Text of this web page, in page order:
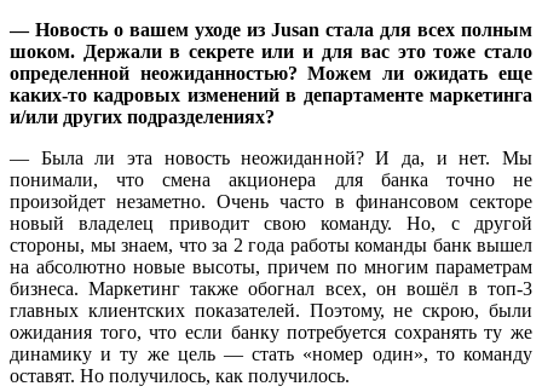
— Новость о вашем уходе из Jusan стала для всех полным
шоком. Держали в секрете или и для вас это тоже стало
определенной неожиданностью? Можем лиожидать еще
каких-то кадровых изменений в департаменте маркетинга
и/или других подразделениях?
— Была ли эта новость неожиданной? И да, и нет. Мы
понимали, что смена акционера для банка точно не
произойдет незаметно. Очень часто в финансовом секторе
новый владелец приводит свою команду. Но, с другой
стороны, мы знаем, что за 2 года работы команды банк вышел
на абсолютно новые высоты, причем по многим параметрам
бизнеса. Маркетинг также обогнал всех, он вошёл в топ-3
главных клиентских показателей. Поэтому, не скрою, были
ожидания того, что если банку потребуется сохранять ту же
динамику и ту же цель — стать «номер один», то команду
оставят. Но получилось, как получилось.